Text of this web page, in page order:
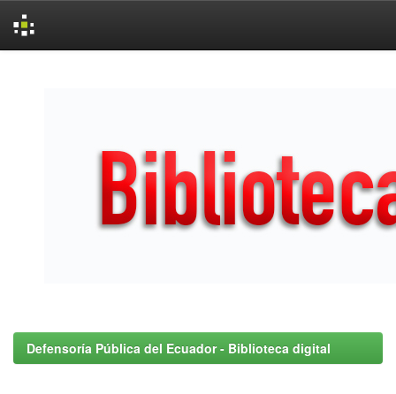
Defensoría Pública del Ecuador - Biblioteca digital